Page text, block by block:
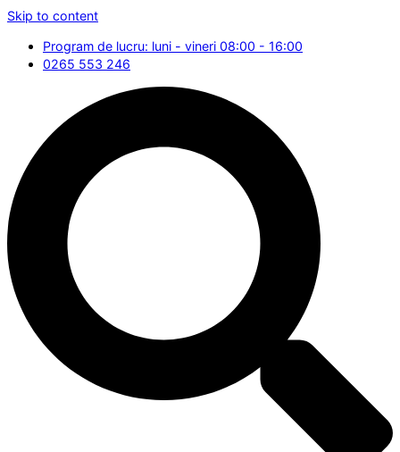
Skip to content
Program de lucru: luni - vineri 08:00 - 16:00
0265 553 246